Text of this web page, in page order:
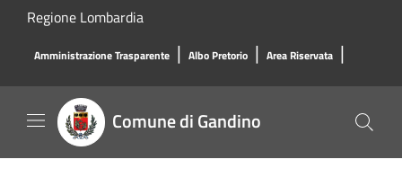
Salta al contenuto principale
Regione Lombardia
Amministrazione Trasparente | Albo Pretorio | Area Riservata |
Comune di Gandino